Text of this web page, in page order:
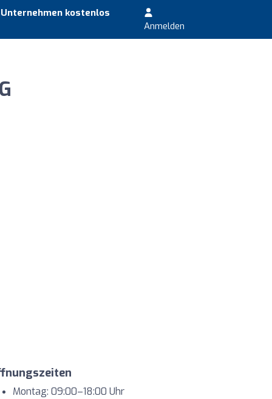
kostenlos
Anmelden
Montag: 09:00–18:00 Uhr